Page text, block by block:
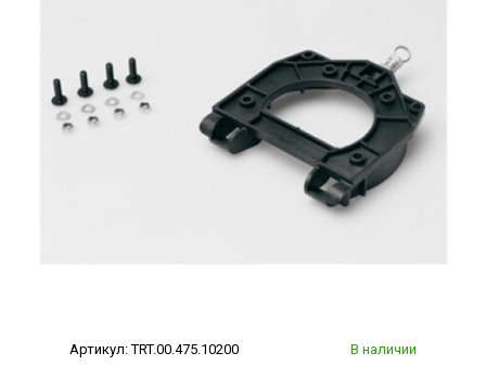
Артикул:TRT.00.475.10200 В наличии